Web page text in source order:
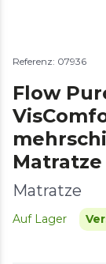
Referenz: 07936
Flow
Matratze
Matratze
Auf Lager